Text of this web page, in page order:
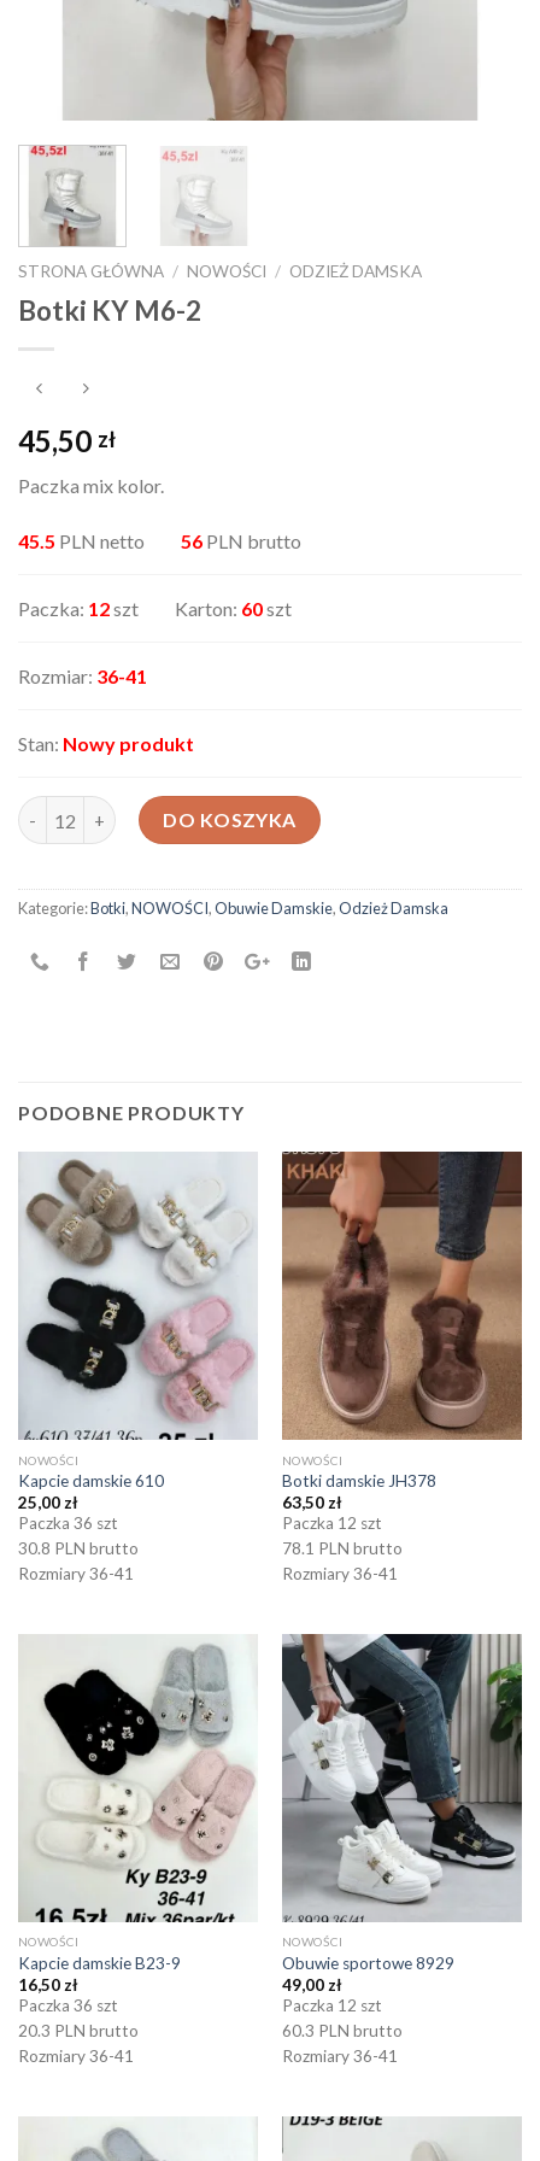
STRONA GŁÓWNA / NOWOŚCI / ODZIEŻ DAMSKA
Botki KY M6-2
45,50 zł
Paczka mix kolor.
45.5 PLN netto 56 PLN brutto
Paczka: 12szt Karton: 60szt
Rozmiar: 36-41
Stan: Nowy produkt
ilość Botki KY M6-2DO KOSZYKA
Kategorie:Botki,NOWOŚCI,Obuwie Damskie,Odzież Damska
PODOBNE PRODUKTY
NOWOŚCI
Kapcie damskie 610
25,00zł
Paczka 36 szt
30.8 PLN brutto
Rozmiary 36-41
NOWOŚCI
Botki damskie JH378
63,50zł
Paczka 12 szt
78.1 PLN brutto
Rozmiary 36-41
NOWOŚCI
Kapcie damskie B23-9
16,50 zł
Paczka 36 szt
20.3 PLN brutto
Rozmiary 36-41
NOWOŚCI
Obuwie sportowe 8929
49,00 zł
Paczka 12 szt
60.3 PLN brutto
Rozmiary 36-41